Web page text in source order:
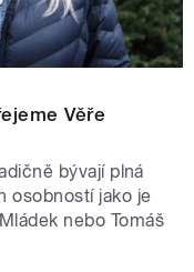
Věře
bývají plná
osobností jako je
nebo Tomáš